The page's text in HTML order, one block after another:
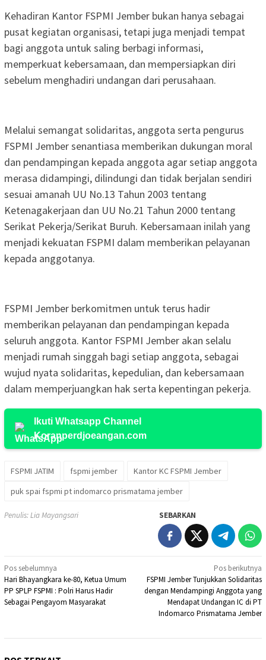
Kehadiran Kantor FSPMI Jember bukan hanya sebagai
pusat kegiatan organisasi, tetapi juga menjadi tempat
bagi anggota untuk saling berbagi informasi,
memperkuat kebersamaan, dan mempersiapkan diri
sebelum menghadiri undangan dari perusahaan.
Melalui semangat solidaritas, anggota serta pengurus
FSPMI Jember senantiasa memberikan dukungan moral
dan pendampingan kepada anggota agar setiap anggota
merasa didampingi, dilindungi dan tidak berjalan sendiri
sesuai amanah UU No.13 Tahun 2003 tentang
Ketenagakerjaan dan UU No.21 Tahun 2000 tentang
Serikat Pekerja/Serikat Buruh. Kebersamaan inilah yang
menjadi kekuatan FSPMI dalam memberikan pelayanan
kepada anggotanya.
FSPMI Jember berkomitmen untuk terus hadir
memberikan pelayanan dan pendampingan kepada
seluruh anggota. Kantor FSPMI Jember akan selalu
menjadi rumah singgah bagi setiap anggota, sebagai
wujud nyata solidaritas, kepedulian, dan kebersamaan
dalam memperjuangkan hak serta kepentingan pekerja.
Ikuti Whatsapp Channel
Koranperdjoeangan.com
FSPMI JATIM fspmi jember
Kantor KC FSPMI Jember
puk spai fspmi pt indomarco prismatama jember
Penulis: Lia Mayangsari SEBARKAN
Navigasi
pos
Pos sebelumnya
Hari Bhayangkara ke-80, Ketua Umum
PP SPLP FSPMI : Polri Harus Hadir
Sebagai Pengayom Masyarakat
Pos berikutnya
FSPMI Jember Tunjukkan Solidaritas
dengan Mendampingi Anggota yang
Mendapat Undangan IC di PT
Indomarco Prismatama Jember